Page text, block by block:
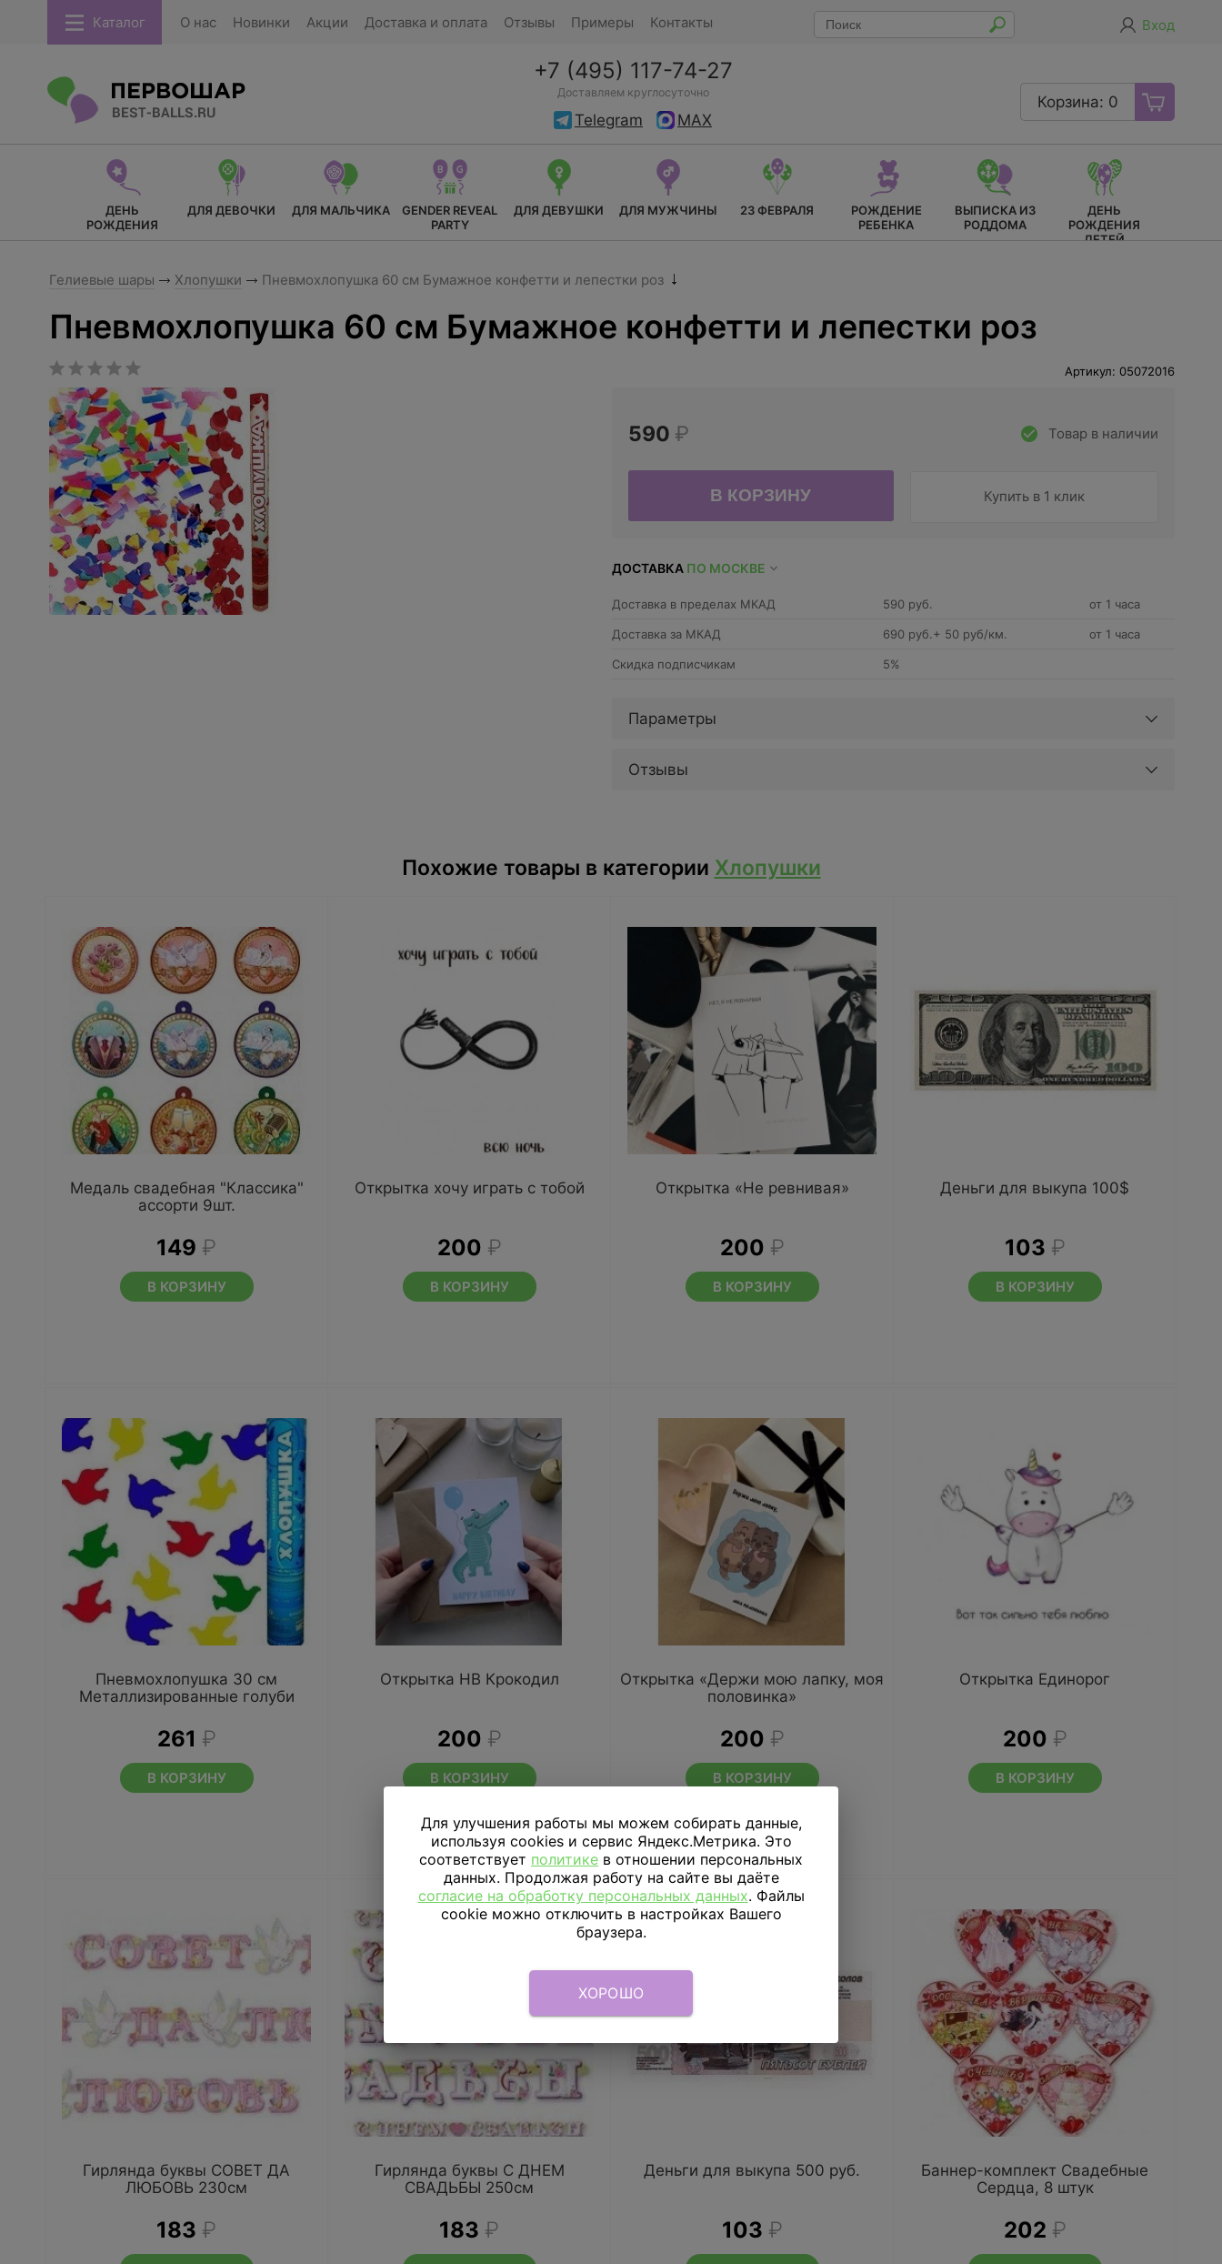
Каталог О нас Новинки Акции Доставка и оплата Отзывы Примеры Контакты Вход
+7 (495) 117-74-27
Доставляем круглосуточно
Telegram MAX
Корзина: 0
ДЕНЬ
РОЖДЕНИЯ
ДЛЯ ДЕВОЧКИ ДЛЯ МАЛЬЧИКА
GENDER REVEAL
PARTY
ДЛЯ ДЕВУШКИ ДЛЯ МУЖЧИНЫ 23 ФЕВРАЛЯ
РОЖДЕНИЕ
РЕБЕНКА
ВЫПИСКА ИЗ
РОДДОМА
ДЕНЬ
РОЖДЕНИЯ
ДЕТЕЙ
Гелиевые шары Хлопушки Пневмохлопушка 60 см Бумажное конфетти и лепестки роз
Пневмохлопушка 60 см Бумажное конфетти и лепестки роз
Артикул: 05072016
Товар в наличии
590 ₽
Купить в 1 клик
ДОСТАВКА ПО МОСКВЕ
Доставка в пределах МКАД 590 руб. от 1 часа
Доставка за МКАД 690 руб.+ 50 руб/км. от 1 часа
Скидка подписчикам 5%
Параметры
Отзывы
Похожие товары в категории Хлопушки
Медаль свадебная "Классика"
ассорти 9шт.
149 ₽
В КОРЗИНУ
Открытка хочу играть с тобой
200 ₽
В КОРЗИНУ
Открытка «Не ревнивая»
200 ₽
В КОРЗИНУ
Деньги для выкупа 100$
103 ₽
В КОРЗИНУ
Пневмохлопушка 30 см
Металлизированные голуби
261 ₽
В КОРЗИНУ
Открытка HB Крокодил
200 ₽
В КОРЗИНУ
Открытка «Держи мою лапку, моя
половинка»
200 ₽
В КОРЗИНУ
Открытка Единорог
200 ₽
В КОРЗИНУ
Гирлянда буквы СОВЕТ ДА
ЛЮБОВЬ 230см
183 ₽
Гирлянда буквы С ДНЕМ
СВАДЬБЫ 250см
183 ₽
Деньги для выкупа 500 руб.
103 ₽
Баннер-комплект Свадебные
Сердца, 8 штук
202 ₽
Для улучшения работы мы можем собирать данные,
используя cookies и сервис Яндекс.Метрика. Это
соответствует политике в отношении персональных
данных. Продолжая работу на сайте вы даёте
согласие на обработку персональных данных. Файлы
cookie можно отключить в настройках Вашего
браузера.
ХОРОШО